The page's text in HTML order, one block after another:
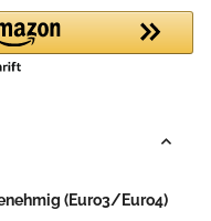
(Euro3/Euro4)